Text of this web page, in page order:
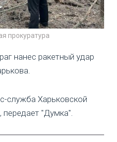
прокуратура
нанес ракетный удар
служба Харьковской
передает "Думка".